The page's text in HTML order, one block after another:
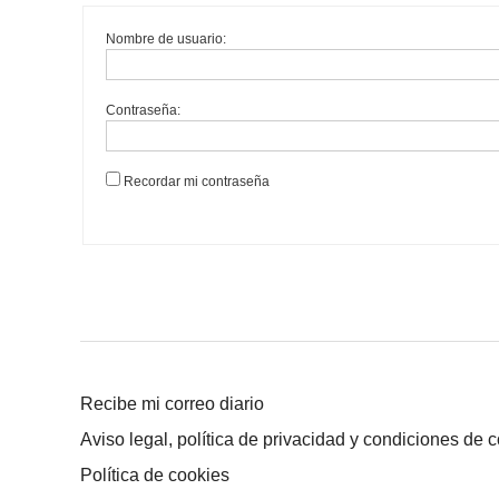
Nombre de usuario:
Contraseña:
Recordar mi contraseña
Recibe mi correo diario
Aviso legal, política de privacidad y condiciones de
Política de cookies